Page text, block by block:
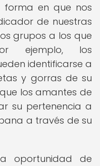
forma en que nos
de nuestras
grupos a los que
ejemplo, los
identificarse a
y gorras de su
los amantes de
su pertenencia a
a través de su
oportunidad de